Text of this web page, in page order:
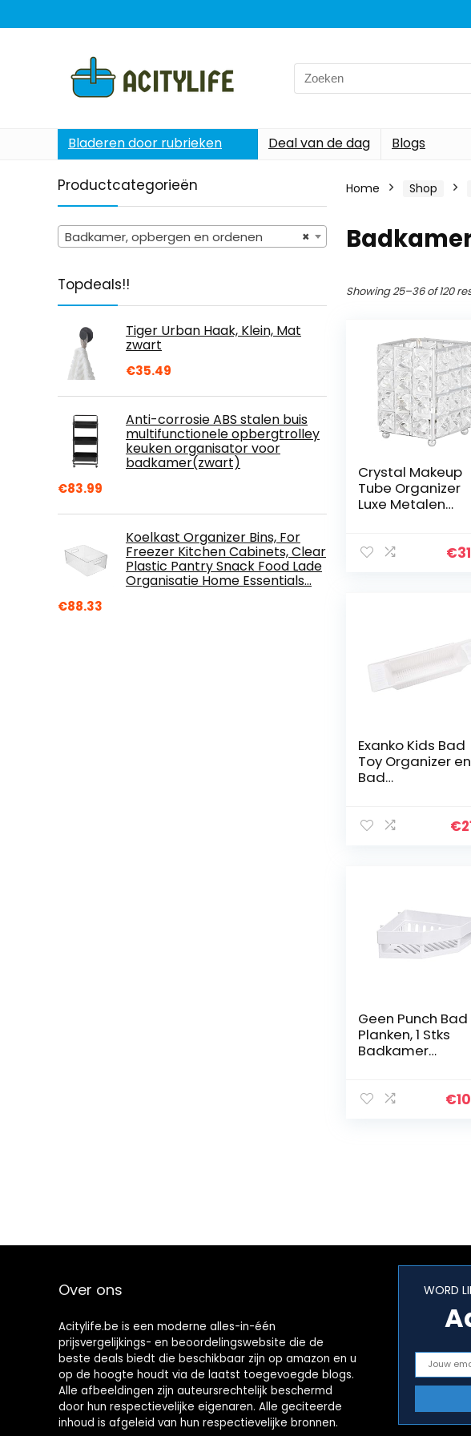
Search
for:
Bladeren door rubrieken Deal van de dag Blogs
Productcategorieën
×
Badkamer, opbergen en ordenen
Topdeals!!
Tiger Urban Haak, Klein, Mat
zwart
€35.49
Anti-corrosie ABS stalen buis
multifunctionele opbergtrolley
keuken organisator voor
badkamer(zwart)
€83.99
Koelkast Organizer Bins, For
Freezer Kitchen Cabinets, Clear
Plastic Pantry Snack Food Lade
Organisatie Home Essentials…
€88.33
Home Shop
Showing 25–36 of 120
Crystal Makeup
Tube Organizer
Luxe Metalen
Borstel Pen
€
Exanko Kids Bad
Toy Organizer en
Bad
€
Geen Punch Bad
Planken, 1 Stks
Badkamer
Keuken
€
Over ons
Acitylife.be is een moderne alles-in-één
prijsvergelijkings- en beoordelingswebsite die de
beste deals biedt die beschikbaar zijn op amazon en u
op de hoogte houdt via de laatst toegevoegde blogs.
Alle afbeeldingen zijn auteursrechtelijk beschermd
door hun respectievelijke eigenaren. Alle geciteerde
inhoud is afgeleid van hun respectievelijke bronnen.
WORD